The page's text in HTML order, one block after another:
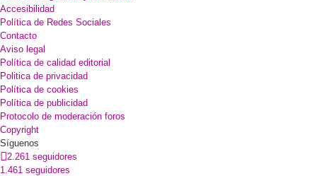
Accesibilidad
Política de Redes Sociales
Contacto
Aviso legal
Política de calidad editorial
Politica de privacidad
Política de cookies
Política de publicidad
Protocolo de moderación foros
Copyright
Síguenos
2.261 seguidores
1.461 seguidores